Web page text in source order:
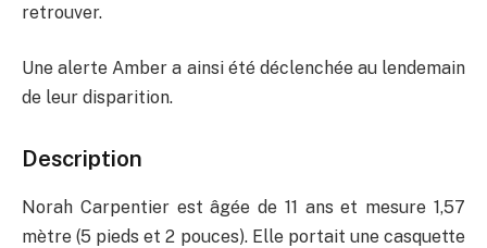
retrouver.
Une alerte Amber a ainsi été déclenchée au lendemain
de leur disparition.
Description
Norah Carpentier est âgée de 11 ans et mesure 1,57
mètre (5 pieds et 2 pouces). Elle portait une casquette